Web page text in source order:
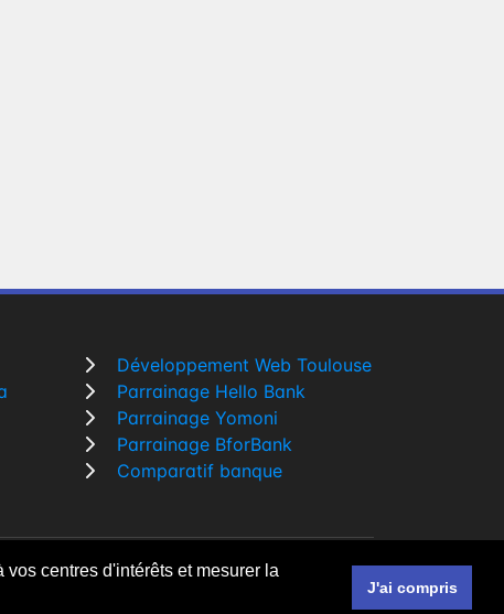
centres d'intérêts et mesurer la
J'ai compris
Développement Web Toulouse
Parrainage Hello Bank
Parrainage Yomoni
Parrainage BforBank
Comparatif banque
développeur Web Freelance à Toulouse